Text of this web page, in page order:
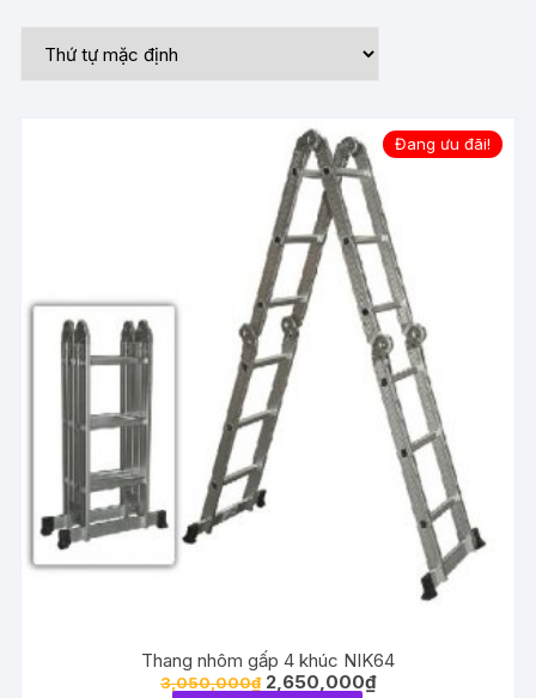
Đang ưu đãi!
Thang nhôm gấp 4 khúc NIK64
3,050,000₫ 2,650,000₫